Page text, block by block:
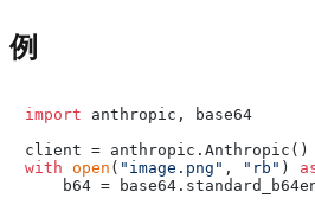
例
import anthropic, base64
with open ( "image.png" , "rb" )
b64 =